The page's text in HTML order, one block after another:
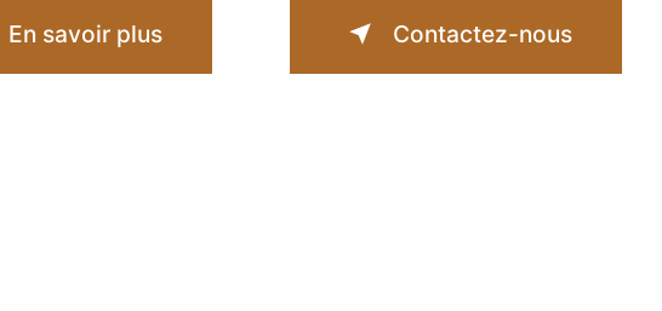
En savoir plus Contactez-nous